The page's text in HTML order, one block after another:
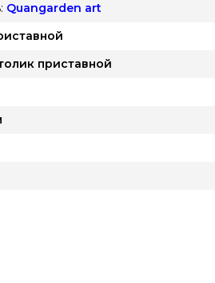
Quangarden art
приставной